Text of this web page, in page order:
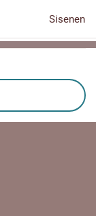
Sisenen